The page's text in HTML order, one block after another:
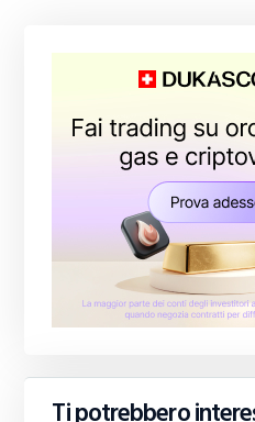
Ti potrebbero